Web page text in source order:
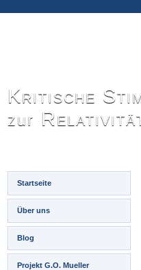
Kritische
zur
Startseite
Über uns
Blog
Projekt G.O. Mueller